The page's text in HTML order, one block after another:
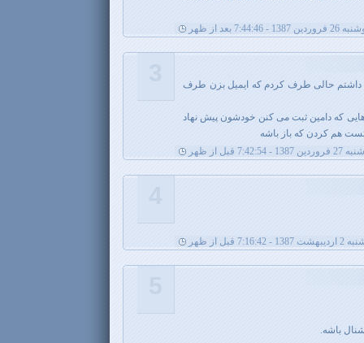
1387 - 7:44:46 بعد از ظهر
داشتم حالی طرف کردم که ایمیل بزن طرف
که دامین ثبت می کنن خودشون پیش نهاد
هم کردن که باز باشه
- 7:42:54 قبل از ظهر
- 7:16:42 قبل از ظهر